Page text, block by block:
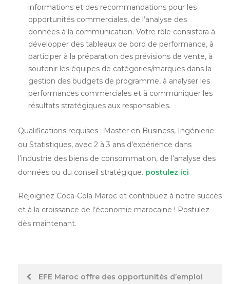
informations et des recommandations pour les
opportunités commerciales, de l’analyse des
données à la communication. Votre rôle consistera à
développer des tableaux de bord de performance, à
participer à la préparation des prévisions de vente, à
soutenir les équipes de catégories/marques dans la
gestion des budgets de programme, à analyser les
performances commerciales et à communiquer les
résultats stratégiques aux responsables.
Qualifications requises : Master en Business, Ingénierie
ou Statistiques, avec 2 à 3 ans d’expérience dans
l’industrie des biens de consommation, de l’analyse des
données ou du conseil stratégique. postulez ici
Rejoignez Coca-Cola Maroc et contribuez à notre succès
et à la croissance de l’économie marocaine ! Postulez
dès maintenant.
PostEFE Maroc offre des opportunités d’emploi